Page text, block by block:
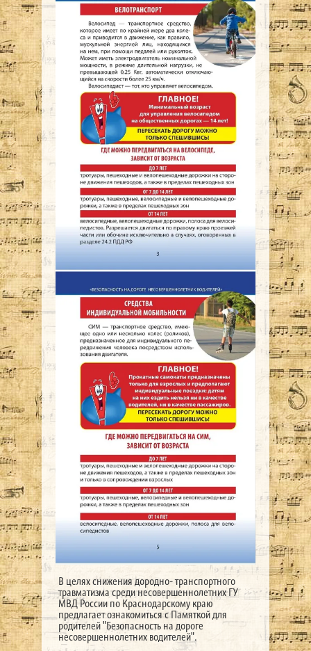
В целях снижения дородно- транспортного
травматизма среди несовершеннолетних ГУ
МВД России по Краснодарскому краю
предлагает ознакомиться с Памяткой для
родителей "Безопасность на дороге
несовершеннолетних водителей".